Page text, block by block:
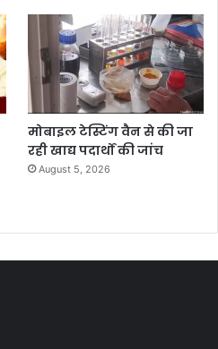
मोबाइल टेस्टिंग वैन से की जा
रही खाद्य पदार्थों की जांच
August 5, 2026